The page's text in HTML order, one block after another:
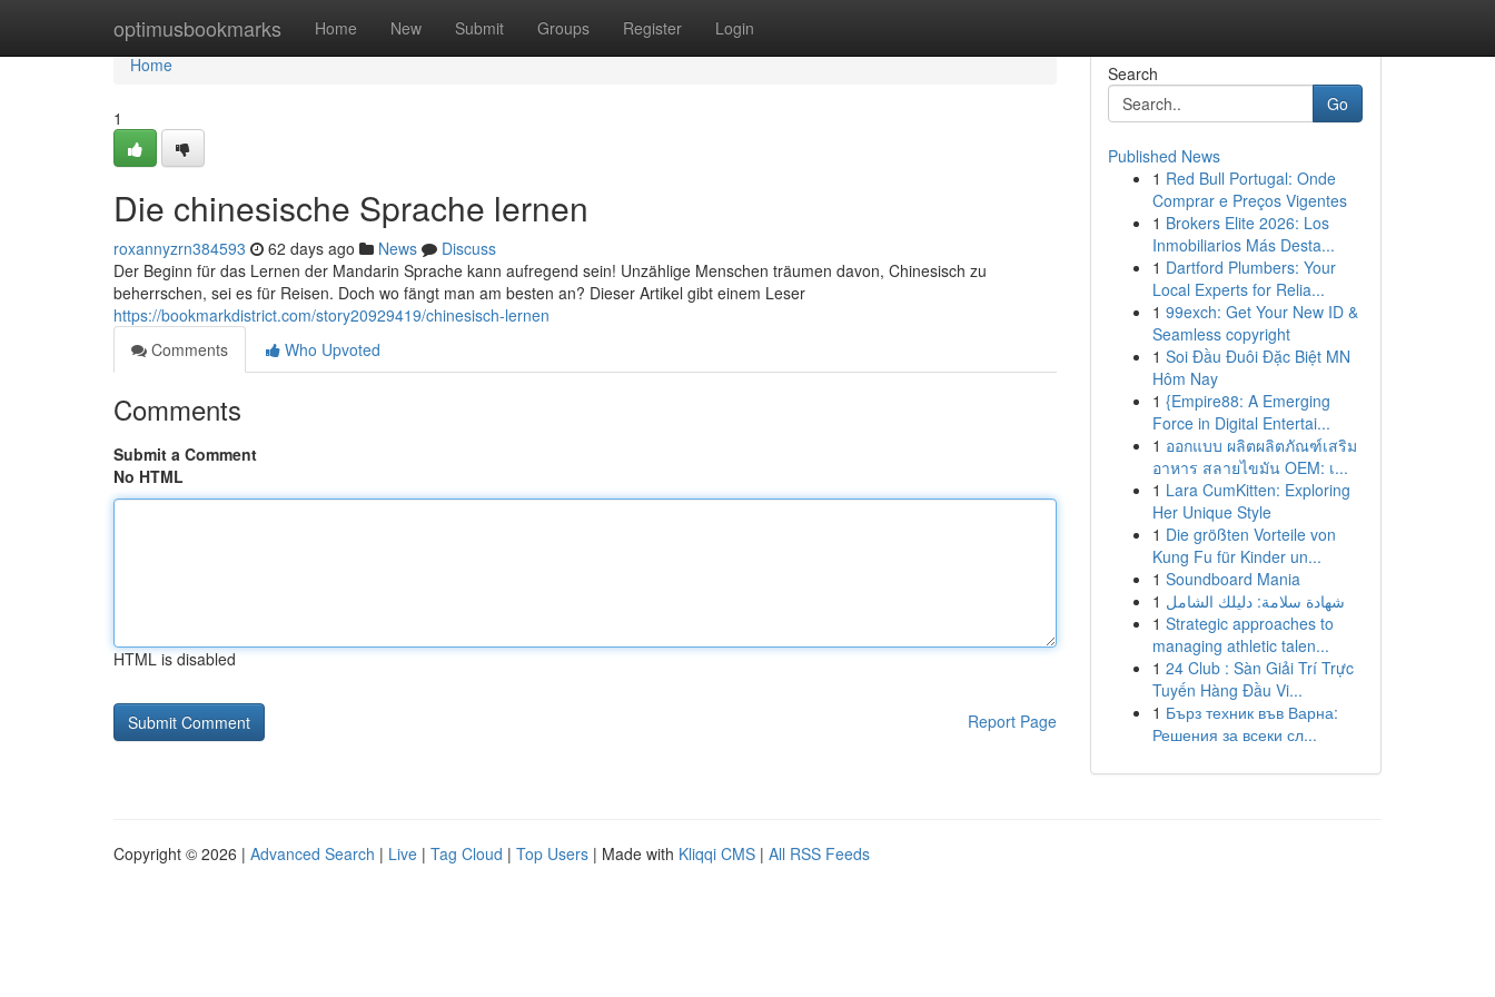
optimusbookmarks Home New Submit Groups Register Login
Home
Home
1
Die chinesische Sprache lernen
roxannyzrn384593 62 days ago News
Discuss
Der Beginn für das Lernen der Mandarin Sprache kann aufregend sein! Unzählige Menschen träumen davon, Chinesisch zu
beherrschen, sei es für Reisen. Doch wo fängt man am besten an? Dieser Artikel gibt einem Leser
https://bookmarkdistrict.com/story20929419/chinesisch-lernen
Comments
Who Upvoted
Comments
Submit a Comment
No HTML
HTML is disabled
Report Page
Search
Go
Published News
1 Red Bull Portugal: Onde
Comprar e Preços Vigentes
1 Brokers Elite 2026: Los
Inmobiliarios Más Desta...
1 Dartford Plumbers: Your
Local Experts for Relia...
1 99exch: Get Your New ID &
Seamless copyright
1 Soi Đầu Đuôi Đặc Biệt MN
Hôm Nay
1 {Empire88: A Emerging
Force in Digital Entertai...
1 ออกแบบ ผลิตผลิตภัณฑ์เสริม
อาหาร สลายไขมัน OEM: เ...
1 Lara CumKitten: Exploring
Her Unique Style
1 Die größten Vorteile von
Kung Fu für Kinder un...
1 Soundboard Mania
1 شهادة سلامة: دليلك الشامل
1 Strategic approaches to
managing athletic talen...
1 24 Club : Sàn Giải Trí Trực
Tuyến Hàng Đầu Vi...
1 Бърз техник във Варна:
Решения за всеки сл...
Copyright © 2026 | Advanced Search | Live | Tag Cloud | Top Users | Made with Kliqqi CMS | All RSS Feeds